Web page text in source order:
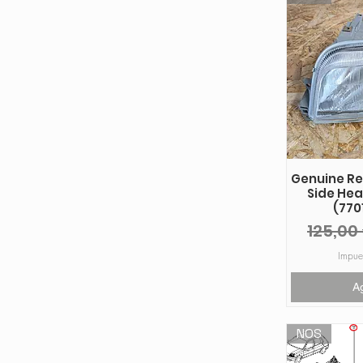
Genuine
Side
Precio
NOS